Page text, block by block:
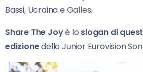
Bassi, Ucraina e Galles.
Share The Joyè lo slogan di
edizionedello Junior Eurovision